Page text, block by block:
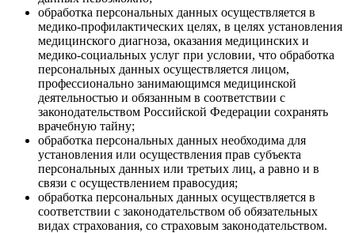
обработка персональных данных осуществляется в
медико-профилактических целях, в целях установления
медицинского диагноза, оказания медицинских и
медико-социальных услуг при условии, что обработка
персональных данных осуществляется лицом,
профессионально занимающимся медицинской
деятельностью и обязанным в соответствии с
законодательством Российской Федерации сохранять
врачебную тайну;
обработка персональных данных необходима для
установления или осуществления прав субъекта
персональных данных или третьих лиц, а равно и в
связи с осуществлением правосудия;
обработка персональных данных осуществляется в
соответствии с законодательством об обязательных
видах страхования, со страховым законодательством.